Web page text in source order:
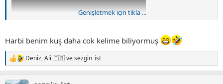
Genişletmek için tıkla ...
Harbi benim kuş daha cok kelime biliyormuş
T
e
Deniz,Ali 🇹🇷vesezgin_ist